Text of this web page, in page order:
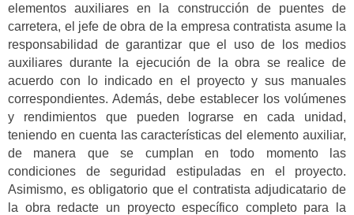
elementos auxiliares en la construcción de puentes de
carretera, el jefe de obra de la empresa contratista asume la
responsabilidad de garantizar que el uso de los medios
auxiliares durante la ejecución de la obra se realice de
acuerdo con lo indicado en el proyecto y sus manuales
correspondientes. Además, debe establecer los volúmenes
y rendimientos que pueden lograrse en cada unidad,
teniendo en cuenta las características del elemento auxiliar,
de manera que se cumplan en todo momento las
condiciones de seguridad estipuladas en el proyecto.
Asimismo, es obligatorio que el contratista adjudicatario de
la obra redacte un proyecto específico completo para la